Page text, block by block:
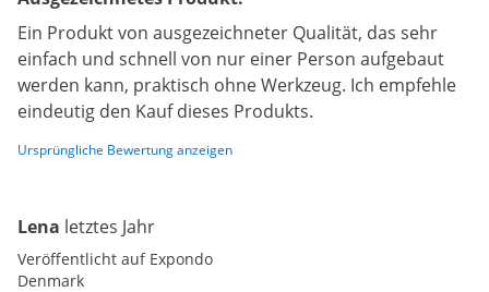
Ein Produkt von ausgezeichneter Qualität, das sehr
einfach und schnell von nur einer Person aufgebaut
werden kann, praktisch ohne Werkzeug. Ich empfehle
eindeutig den Kauf dieses Produkts.
Ursprüngliche Bewertung anzeigen
Lena letztes Jahr
Veröffentlicht auf Expondo
Denmark